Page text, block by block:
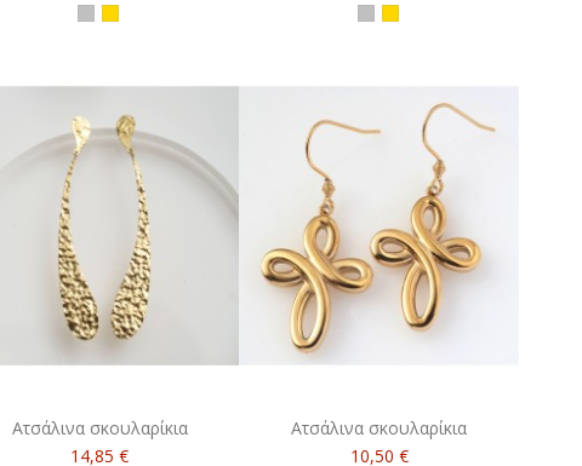
ασημίχρυσό
ασημίχρυσό
Ατσάλινα σκουλαρίκια
14,85 €
Ατσάλινα σκουλαρίκια
10,50 €